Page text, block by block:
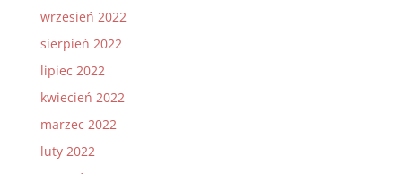
wrzesień 2022
sierpień 2022
lipiec 2022
kwiecień 2022
marzec 2022
luty 2022